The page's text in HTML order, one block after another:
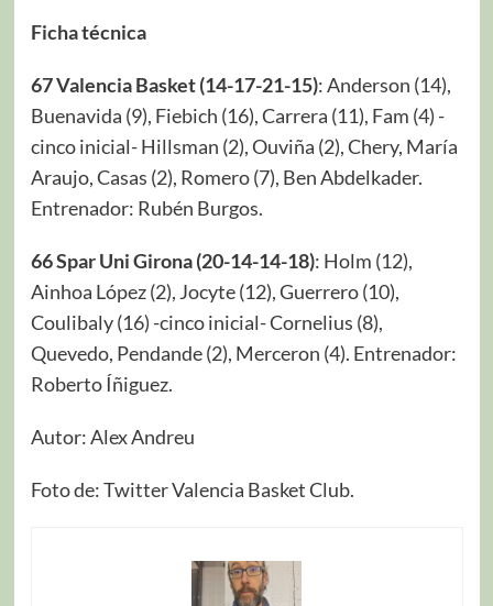
Ficha técnica
67 Valencia Basket (14-17-21-15): Anderson (14),
Buenavida (9), Fiebich (16), Carrera (11), Fam (4) -
cinco inicial- Hillsman (2), Ouviña (2), Chery, María
Araujo, Casas (2), Romero (7), Ben Abdelkader.
Entrenador: Rubén Burgos.
66 Spar Uni Girona (20-14-14-18): Holm (12),
Ainhoa López (2), Jocyte (12), Guerrero (10),
Coulibaly (16) -cinco inicial- Cornelius (8),
Quevedo, Pendande (2), Merceron (4). Entrenador:
Roberto Íñiguez.
Autor: Alex Andreu
Foto de: Twitter Valencia Basket Club.